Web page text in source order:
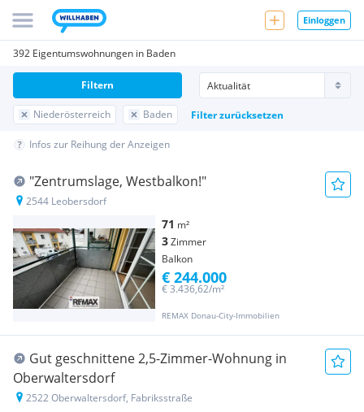
Einloggen
392 Eigentumswohnungen in Baden
Niederösterreich Baden Filter zurücksetzen
Filtern
Infos zur Reihung der Anzeigen
"Zentrumslage, Westbalkon!"
2544 Leobersdorf
71 m²
3Zimmer
Balkon
REMAX Donau-City-Immobilien
€ 3.436,62/m²
€ 244.000
Gut geschnittene 2,5-Zimmer-Wohnung in
Oberwaltersdorf
2522 Oberwaltersdorf, Fabriksstraße